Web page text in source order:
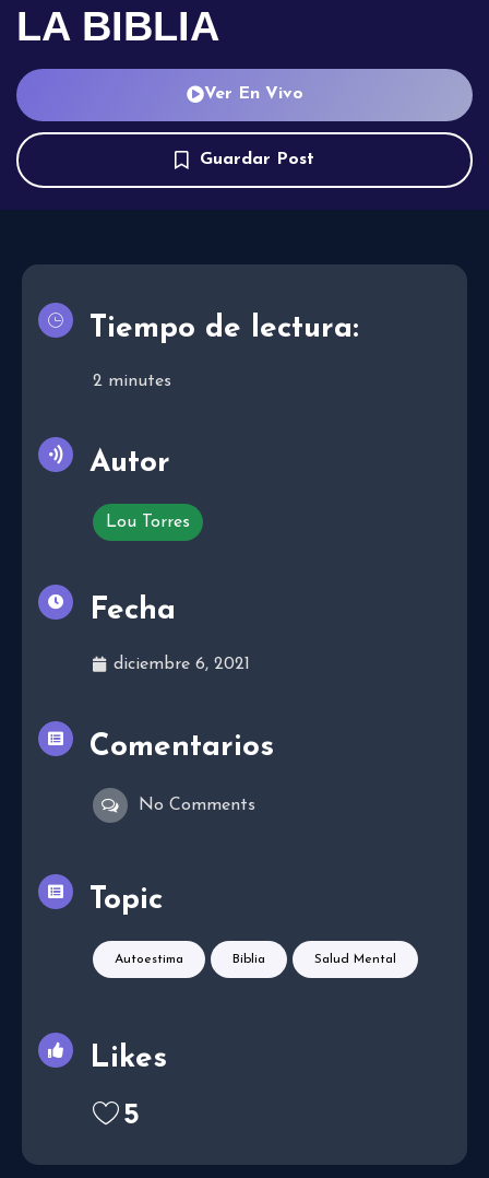
LA BIBLIA
Ver En Vivo
Guardar Post
Tiempo de lectura:
2 minutes
Autor
Lou Torres
Fecha
diciembre 6, 2021
Comentarios
No Comments
Topic
Autoestima Biblia Salud Mental
Likes
5